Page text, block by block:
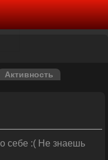
Активность
себе :( Не знаешь